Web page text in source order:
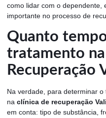
como lidar com o dependente,
importante no processo de
Quanto
tratamento
Recuperação
Na verdade, para determinar
na clínica de recuperação
em conta: tipo de substância,